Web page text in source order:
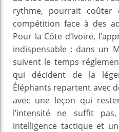
rythme, pourrait
compétition face à des
Pour la Côte d’Ivoire,
indispensable : dans un
suivent le temps
qui décident de la
Éléphants repartent avec
avec une leçon qui
l’intensité ne suffit
intelligence tactique et